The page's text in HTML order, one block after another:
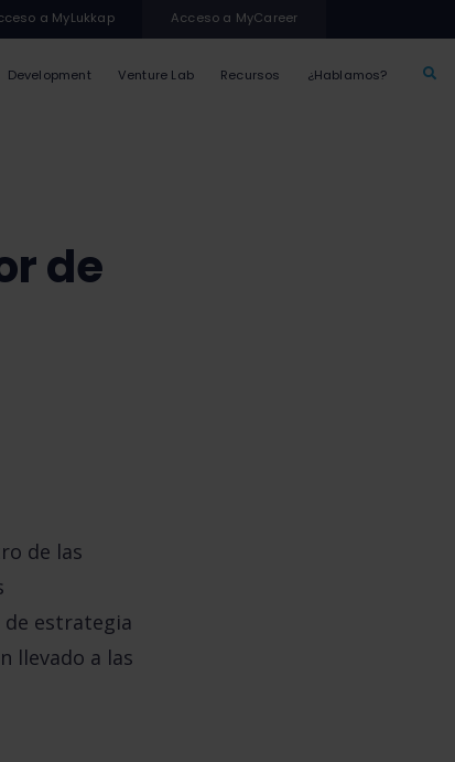
a MyLukkap Acceso a MyCareer
Development Venture Lab Recursos ¿Hablamos?
de
de las
de estrategia
llevado a las